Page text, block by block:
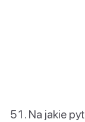
Na jakie